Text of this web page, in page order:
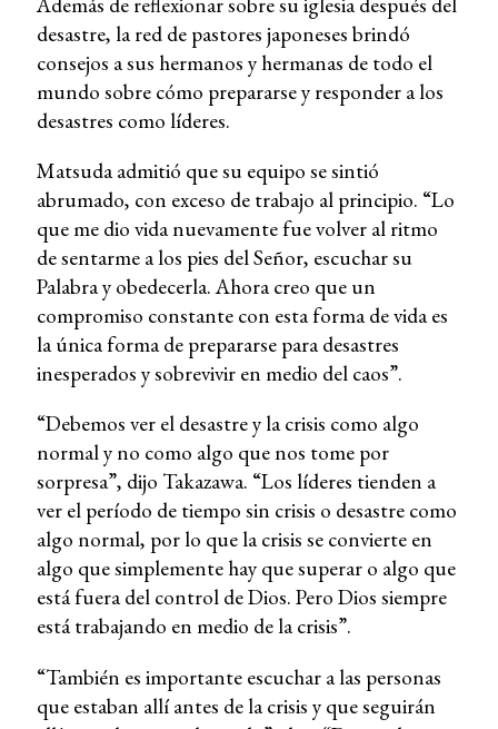
desastre, la red de pastores japoneses brindó
consejos a sus hermanos y hermanas de todo el
mundo sobre cómo prepararse y responder a los
desastres como líderes.
Matsuda admitió que su equipo se sintió
abrumado, con exceso de trabajo al principio. “Lo
que me dio vida nuevamente fue volver al ritmo
de sentarme a los pies del Señor, escuchar su
Palabra y obedecerla. Ahora creo que un
compromiso constante con esta forma de vida es
la única forma de prepararse para desastres
inesperados y sobrevivir en medio del caos”.
“Debemos ver el desastre y la crisis como algo
normal y no como algo que nos tome por
sorpresa”, dijo Takazawa. “Los líderes tienden a
ver el período de tiempo sin crisis o desastre como
algo normal, por lo que la crisis se convierte en
algo que simplemente hay que superar o algo que
está fuera del control de Dios. Pero Dios siempre
está trabajando en medio de la crisis”.
“También es importante escuchar a las personas
que estaban allí antes de la crisis y que seguirán